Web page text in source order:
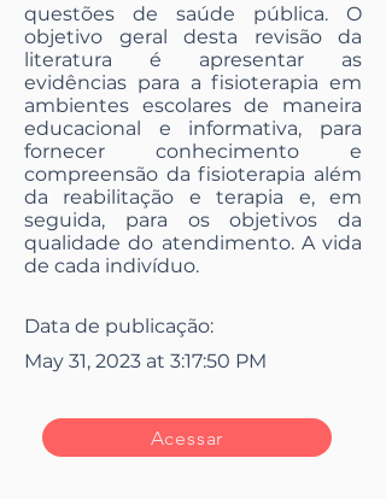
questões de saúde pública. O
objetivo geral desta revisão da
literatura é apresentar as
evidências para a fisioterapia em
ambientes escolares de maneira
educacional e informativa, para
fornecer conhecimento e
compreensão da fisioterapia além
da reabilitação e terapia e, em
seguida, para os objetivos da
qualidade do atendimento. A vida
de cada indivíduo.
Data de publicação:
May 31, 2023 at 3:17:50 PM
Acessar